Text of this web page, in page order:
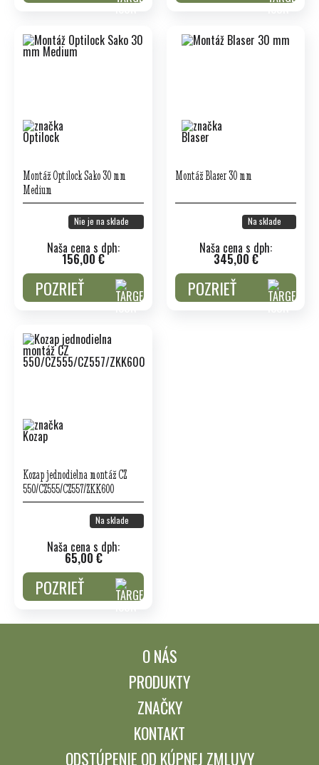
Montáž Optilock Sako 30 mm
Medium
Nie je na sklade
Naša cena s dph:
156,00 €
POZRIEŤ
Montáž Blaser 30 mm
Na sklade
Naša cena s dph:
345,00 €
POZRIEŤ
Kozap jednodielna montáž CZ
550/CZ555/CZ557/ZKK600
Na sklade
Naša cena s dph:
65,00 €
POZRIEŤ
O NÁS
PRODUKTY
ZNAČKY
KONTAKT
ODSTÚPENIE OD KÚPNEJ ZMLUVY